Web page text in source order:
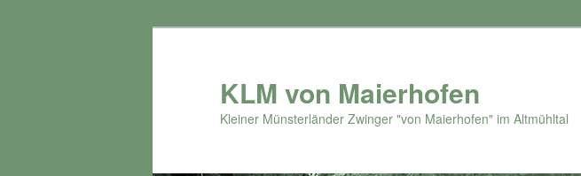
KLM von Maierhofen
Kleiner Münsterländer Zwinger "von Maierhofen" im Altmühltal